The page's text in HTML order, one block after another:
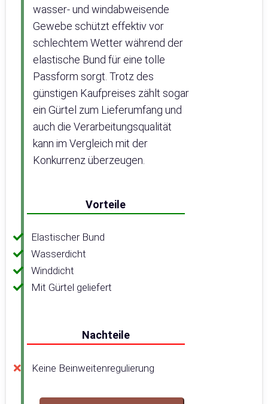
wasser- und windabweisende
Gewebe schützt effektiv vor
schlechtem Wetter während der
elastische Bund für eine tolle
Passform sorgt. Trotz des
günstigen Kaufpreises zählt sogar
ein Gürtel zum Lieferumfang und
auch die Verarbeitungsqualität
kann im Vergleich mit der
Konkurrenz überzeugen.
Vorteile
Elastischer Bund
Wasserdicht
Winddicht
Mit Gürtel geliefert
Nachteile
Keine Beinweitenregulierung